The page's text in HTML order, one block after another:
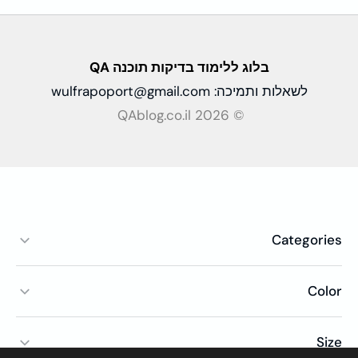
בלוג ללימוד בדיקות תוכנה QA
לשאלות ותמיכה:wulfrapoport@gmail.com
© QAblog.co.il 2026
Categories
Color
Size